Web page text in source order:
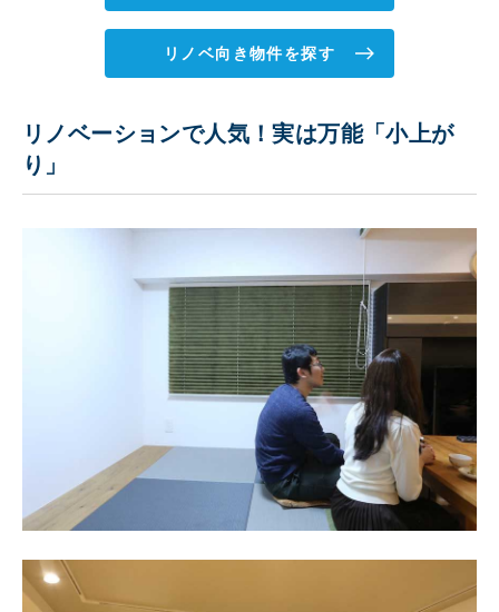
リノベ向き物件を探す
リノベーションで人気！実は万能「小上が
り」